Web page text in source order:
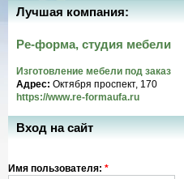
Лучшая компания:
Ре-форма, студия мебели
Изготовление мебели под заказ
Адрес: Октября проспект, 170
https://www.re-formaufa.ru
Вход на сайт
Имя пользователя: *